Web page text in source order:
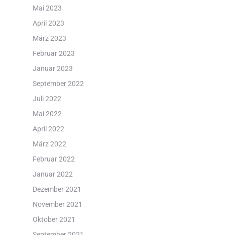
Mai 2023
April 2023
März 2023
Februar 2023
Januar 2023
September 2022
Juli 2022
Mai 2022
April 2022
März 2022
Februar 2022
Januar 2022
Dezember 2021
November 2021
Oktober 2021